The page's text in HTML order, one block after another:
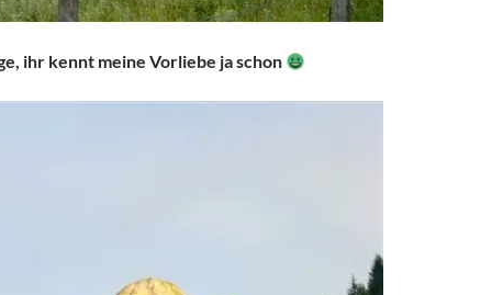
ihr kennt meine Vorliebe ja schon